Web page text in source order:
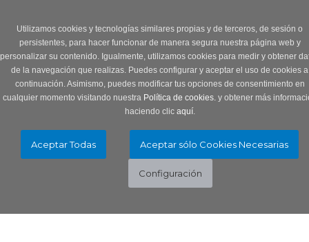
Utilizamos cookies y tecnologías similares propias y de terceros, de sesión o
persistentes, para hacer funcionar de manera segura nuestra página web y
personalizar su contenido. Igualmente, utilizamos cookies para medir y obtener
de la navegación que realizas. Puedes configurar y aceptar el uso de cookies a
continuación. Asimismo, puedes modificar tus opciones de consentimiento en
cualquier momento visitando nuestra Política de cookies.y obtener más
haciendo clic aquí.